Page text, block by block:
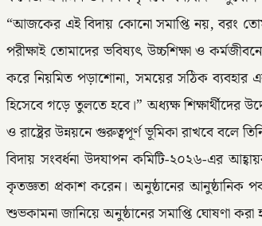
“আজকের এই বিদায় কোনো সমাপ্তি নয়, বরং
পরীক্ষাই তোমাদের ভবিষ্যৎ উচ্চশিক্ষা ও
করে নিয়মিত পড়াশোনা, সময়ের সঠিক ব্যবহার
হিসেবে গড়ে তুলতে হবে।” অধ্যক্ষ শিক্ষার্থীদের
ও রাষ্ট্রের উন্নয়নে গুরুত্বপূর্ণ ভূমিকা রাখবে বলে
বিদায় সংবর্ধনা উদযাপন কমিটি-২০২৬-এর
কৃতজ্ঞতা প্রকাশ করেন। অনুষ্ঠানের আনুষ্ঠানিক
শুভকামনা জানিয়ে অনুষ্ঠানের সমাপ্তি ঘোষণা করা